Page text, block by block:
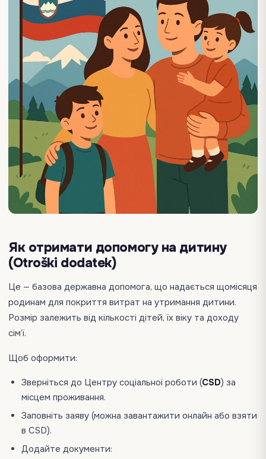
Як отримати допомогу на дитину
(Otroški dodatek)
Це — базова державна допомога, що надається щомісяця
родинам для покриття витрат на утримання дитини.
Розмір залежить від кількості дітей, їх віку та доходу
сім’ї.
Щоб оформити:
Зверніться до Центру соціальної роботи (CSD) за
місцем проживання.
Заповніть заяву (можна завантажити онлайн або взяти
в CSD).
Додайте документи: